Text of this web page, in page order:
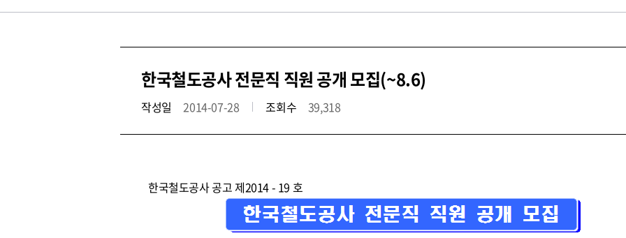
한국철도공사 전문직 직원 공개 모집(~8.6)
작성일 2014-07-28 조회수 39,318
한국철도공사 공고 제2014 - 19 호